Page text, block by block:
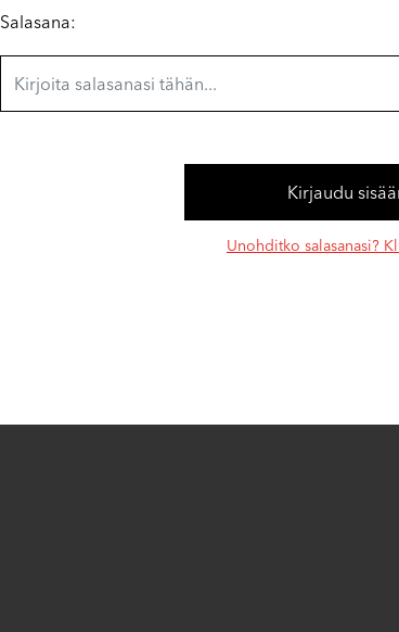
Salasana:
Unohditko salasanasi?